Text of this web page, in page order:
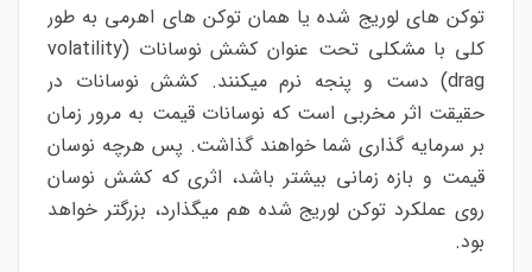
توکن های لوریج شده یا همان توکن های اهرمی به طور
کلی با مشکلی تحت عنوان کشش نوسانات (volatility
drag) دست و پنجه نرم میکنند. کشش نوسانات در
حقیقت اثر مخربی است که نوسانات قیمت به مرور زمان
بر سرمایه گذاری شما خواهند گذاشت. پس هرچه نوسان
قیمت و بازه زمانی بیشتر باشد، اثری که کشش نوسان
روی عملکرد توکن لوریج شده هم میگذارد، بزرگتر خواهد
بود.